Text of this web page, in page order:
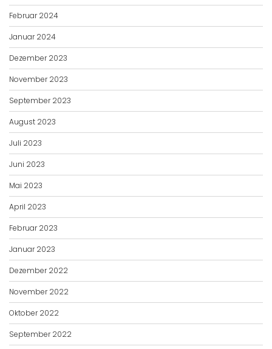
Februar 2024
Januar 2024
Dezember 2023
November 2023
September 2023
August 2023
Juli 2023
Juni 2023
Mai 2023
April 2023
Februar 2023
Januar 2023
Dezember 2022
November 2022
Oktober 2022
September 2022